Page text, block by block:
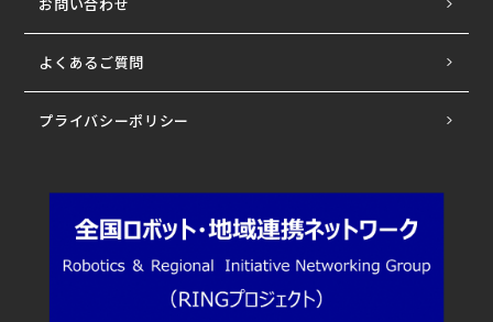
よくあるご質問
プライバシーポリシー